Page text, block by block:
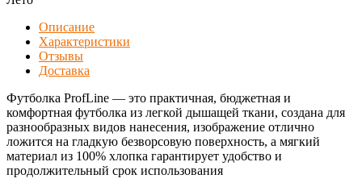
Описание
Характеристики
Отзывы
Доставка
Футболка ProfLine — это практичная, бюджетная и
комфортная футболка из легкой дышащей ткани, создана для
разнообразных видов нанесения, изображение отлично
ложится на гладкую безворсовую поверхность, а мягкий
материал из 100% хлопка гарантирует удобство и
продолжительный срок использования